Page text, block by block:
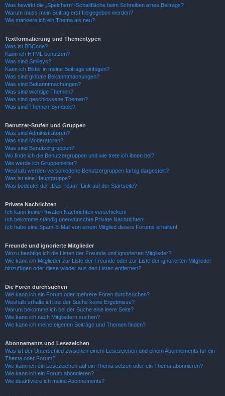
Was bewirkt die „Speichern“-Schaltfläche beim Schreiben eines Beitrags?
Warum muss mein Beitrag erst freigegeben werden?
Wie markiere ich ein Thema als neu?
Textformatierung und Thementypen
Was ist BBCode?
Kann ich HTML benutzen?
Was sind Smileys?
Kann ich Bilder in meine Beiträge einfügen?
Was sind globale Bekanntmachungen?
Was sind Bekanntmachungen?
Was sind wichtige Themen?
Was sind geschlossene Themen?
Was sind Themen-Symbole?
Benutzer-Stufen und Gruppen
Was sind Administratoren?
Was sind Moderatoren?
Was sind Benutzergruppen?
Wo finde ich die Benutzergruppen und wie trete ich ihnen bei?
Wie werde ich Gruppenleiter?
Weshalb werden verschiedene Benutzergruppen farbig dargestellt?
Was ist eine Hauptgruppe?
Was bedeutet der „Das Team“-Link auf der Startseite?
Private Nachrichten
Ich kann keine Privaten Nachrichten verschicken!
Ich bekomme ständig unerwünschte Private Nachrichten!
Ich habe eine Spam-E-Mail von einem Mitglied dieses Forums erhalten!
Freunde und ignorierte Mitglieder
Wozu benötige ich die Listen der Freunde und ignorierten Mitglieder?
Wie kann ich Mitglieder zur Liste der Freunde oder zur Liste der ignorierten Mitglieder
hinzufügen oder diese wieder aus den Listen entfernen?
Die Foren durchsuchen
Wie kann ich ein Forum oder mehrere Foren durchsuchen?
Weshalb erhalte ich bei der Suche keine Ergebnisse?
Warum bekomme ich bei der Suche eine leere Seite?
Wie kann ich nach Mitgliedern suchen?
Wie kann ich meine eigenen Beiträge und Themen finden?
Abonnements und Lesezeichen
Was ist der Unterschied zwischen einem Lesezeichen und einem Abonnements für ein
Thema oder Forum?
Wie kann ich ein Lesezeichen auf ein Thema setzen oder ein Thema abonnieren?
Wie kann ich ein Forum abonnieren?
Wie deaktiviere ich meine Abonnements?